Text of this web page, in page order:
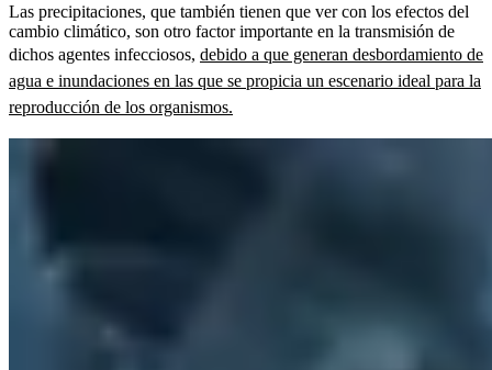
Las precipitaciones, que también tienen que ver con los efectos del
cambio climático, son otro factor importante en la transmisión de
dichos agentes infecciosos, debido a que generan desbordamiento de
agua e inundaciones en las que se propicia un escenario ideal para la
reproducción de los organismos.